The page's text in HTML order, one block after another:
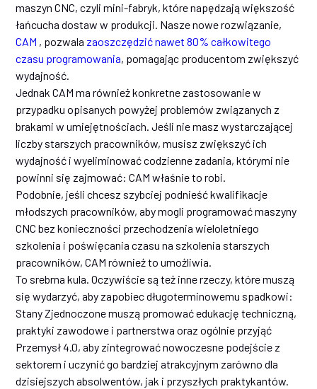
maszyn CNC, czyli mini-fabryk, które napędzają większość
łańcucha dostaw w produkcji. Nasze nowe rozwiązanie,
CAM , pozwala zaoszczędzić nawet 80% całkowitego
czasu programowania, pomagając producentom zwiększyć
wydajność.
Jednak CAM ma również konkretne zastosowanie w
przypadku opisanych powyżej problemów związanych z
brakami w umiejętnościach. Jeśli nie masz wystarczającej
liczby starszych pracowników, musisz zwiększyć ich
wydajność i wyeliminować codzienne zadania, którymi nie
powinni się zajmować: CAM właśnie to robi.
Podobnie, jeśli chcesz szybciej podnieść kwalifikacje
młodszych pracowników, aby mogli programować maszyny
CNC bez konieczności przechodzenia wieloletniego
szkolenia i poświęcania czasu na szkolenia starszych
pracowników, CAM również to umożliwia.
To srebrna kula. Oczywiście są też inne rzeczy, które muszą
się wydarzyć, aby zapobiec długoterminowemu spadkowi:
Stany Zjednoczone muszą promować edukację techniczną,
praktyki zawodowe i partnerstwa oraz ogólnie przyjąć
Przemysł 4.0, aby zintegrować nowoczesne podejście z
sektorem i uczynić go bardziej atrakcyjnym zarówno dla
dzisiejszych absolwentów, jak i przyszłych praktykantów.